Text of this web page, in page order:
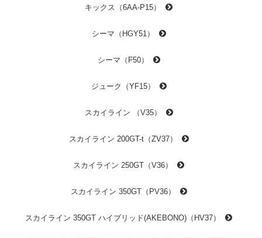
キックス（6AA-P15）
シーマ（HGY51）
シーマ（F50）
ジューク（YF15）
スカイライン （V35）
スカイライン 200GT-t（ZV37）
スカイライン 250GT（V36）
スカイライン 350GT（PV36）
スカイライン 350GT ハイブリッド(AKEBONO)（HV37）